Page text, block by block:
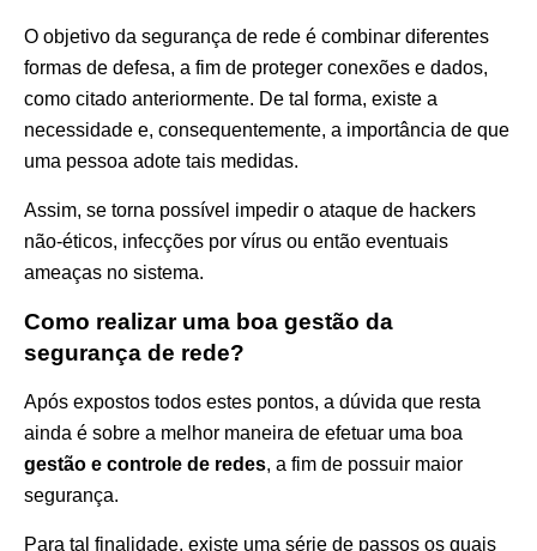
O objetivo da segurança de rede é combinar diferentes
formas de defesa, a fim de proteger conexões e dados,
como citado anteriormente. De tal forma, existe a
necessidade e, consequentemente, a importância de que
uma pessoa adote tais medidas.
Assim, se torna possível impedir o ataque de hackers
não-éticos, infecções por vírus ou então eventuais
ameaças no sistema.
Como realizar uma boa gestão da
segurança de rede?
Após expostos todos estes pontos, a dúvida que resta
ainda é sobre a melhor maneira de efetuar uma boa
gestão e controle de redes, a fim de possuir maior
segurança.
Para tal finalidade, existe uma série de passos os quais